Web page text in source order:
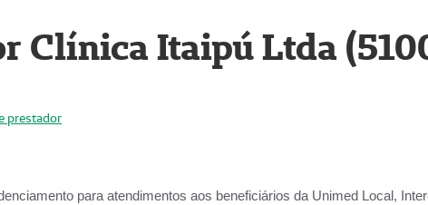
Clínica Itaipú Ltda
prestador
para atendimentos aos beneficiários da Unimed Local,